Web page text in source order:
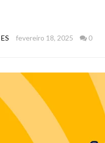
fevereiro 18, 2025 0